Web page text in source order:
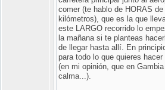
comer (te hablo de HORAS
kilómetros), que es la que
este LARGO recorrido lo
la mañana si te planteas
de llegar hasta allí. En
para todo lo que quieres
(en mi opinión, que en
calma...).